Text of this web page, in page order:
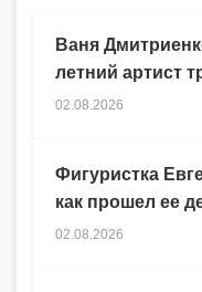
Ваня
летний артист
02.08.2026
Фигуристка
как прошел ее
02.08.2026